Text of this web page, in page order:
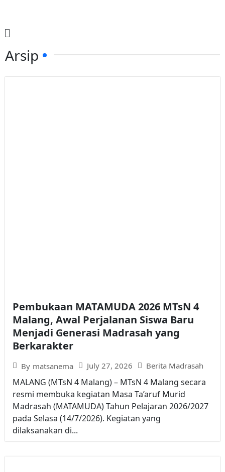
Arsip
Pembukaan MATAMUDA 2026 MTsN 4
Malang, Awal Perjalanan Siswa Baru
Menjadi Generasi Madrasah yang
Berkarakter
By matsanema July 27, 2026 Berita Madrasah
MALANG (MTsN 4 Malang) – MTsN 4 Malang secara
resmi membuka kegiatan Masa Ta’aruf Murid
Madrasah (MATAMUDA) Tahun Pelajaran 2026/2027
pada Selasa (14/7/2026). Kegiatan yang
dilaksanakan di...